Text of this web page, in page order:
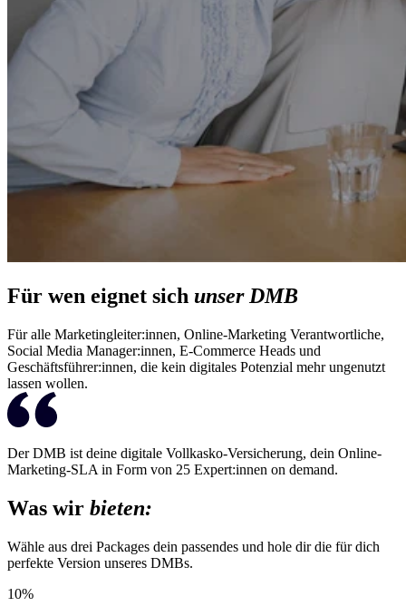
Für wen eignet sich unser DMB
Für alle Marketingleiter:innen, Online-Marketing Verantwortliche,
Social Media Manager:innen, E-Commerce Heads und
Geschäftsführer:innen, die kein digitales Potenzial mehr ungenutzt
lassen wollen.
Der DMB ist deine digitale Vollkasko-Versicherung, dein Online-
Marketing-SLA in Form von 25 Expert:innen on demand.
Was wir bieten:
Wähle aus drei Packages dein passendes und hole dir die für dich
perfekte Version unseres DMBs.
10%